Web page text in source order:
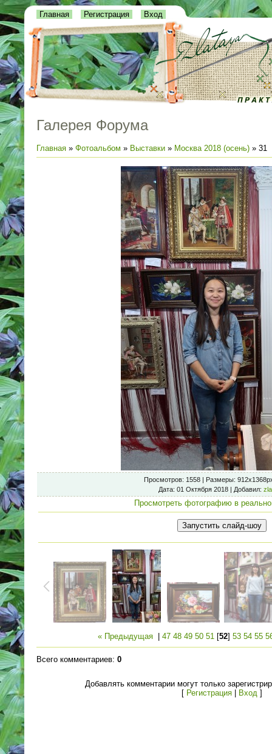
Главная Регистрация Вход
Галерея Форума
Главная » Фотоальбом » Выставки » Москва 2018 (осень) » 31
Просмотров: 1558 | Размеры:
Дата: 01 Октября 2018 | Добавил:
Просмотреть фотографию в
« Предыдущая 47 48 49 50 51 [52] 53 54 55
Всего комментариев: 0
Добавлять комментарии могут только
[ Регистрация| Вход ]